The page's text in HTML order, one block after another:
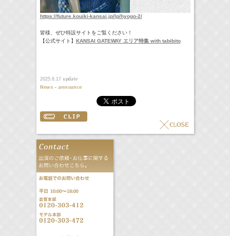
https://future.kouiki-kansai.jp/lp/hyogo-2/
皆様、ぜひ特設サイトをご覧ください！
【公式サイト】 KANSAI GATEWAY エリア特集 with tabibito
2025.6.17update
News - announce